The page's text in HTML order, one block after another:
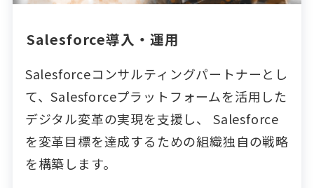
Salesforce導入・運用
Salesforceコンサルティングパートナーとし
て、Salesforceプラットフォームを活用した
デジタル変革の実現を支援し、 Salesforce
を変革目標を達成するための組織独自の戦略
を構築します。